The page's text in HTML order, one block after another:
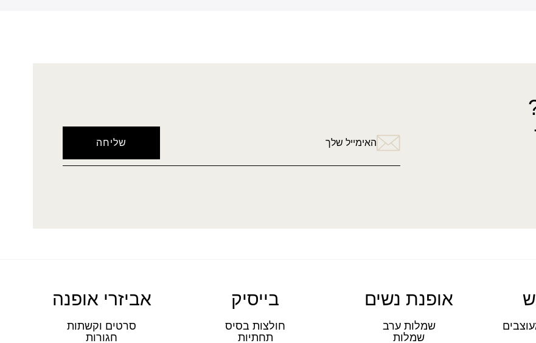
האימייל שלך
אופנת נשים
שמלות ערב
שמלות
בייסיק
חולצות בסיס
תחתיות
אביזרי אופנה
סרטים וקשתות
חגורות